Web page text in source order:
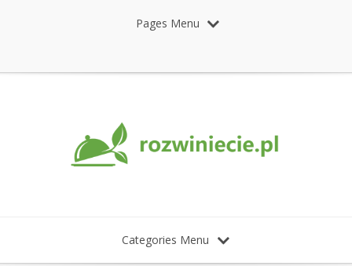
Pages Menu
Categories Menu